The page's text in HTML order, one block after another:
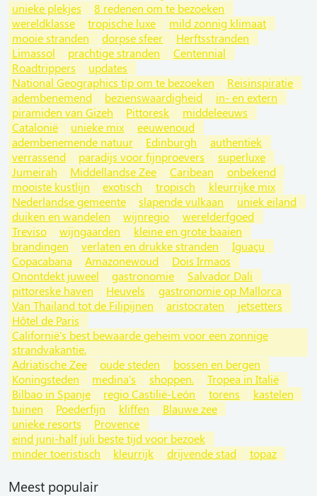
unieke plekjes
8 redenen om te bezoeken
wereldklasse
tropische luxe
mild zonnig klimaat
mooie stranden
dorpse sfeer
Herftsstranden
Limassol
prachtige stranden
Centennial
Roadtrippers
updates
National Geographics tip om te bezoeken
Reisinspiratie
adembenemend
bezienswaardigheid
in- en extern
piramiden van Gizeh
Pittoresk
middeleeuws
Catalonië
unieke mix
eeuwenoud
adembenemende natuur
Edinburgh
authentiek
verrassend
paradijs voor fijnproevers
superluxe
Jumeirah
Middellandse Zee Caribean
onbekend
mooiste kustlijn
exotisch tropisch
kleurrijke mix
Nederlandse gemeente
slapende vulkaan
uniek eiland
duiken en wandelen
wijnregio
werelderfgoed
Treviso
wijngaarden
kleine en grote baaien
brandingen
verlaten en drukke stranden
Iguaçu
Copacabana
Amazonewoud
Dois Irmaos
Onontdekt juweel
gastronomie
Salvador Dali
pittoreske haven
Heuvels
gastronomie op Mallorca
Van Thailand tot de Filipijnen
aristocraten
jetsetters
Hôtel de Paris
Californië's best bewaarde geheim voor een zonnige
strandvakantie.
Adriatische Zee
oude steden
bossen en bergen
Koningsteden
medina's shoppen.
Tropea in Italië
Bilbao in Spanje
regio Castilië-León torens
kastelen
tuinen
Poederfijn kliffen
Blauwe zee
unieke resorts
Provence
eind juni-half juli beste tijd voor bezoek
minder toeristisch
kleurrijk drijvende stad topaz
Meest populair